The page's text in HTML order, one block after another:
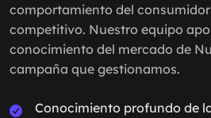
comportamiento del
competitivo. Nuestro equipo
conocimiento del mercado de
campaña que gestionamos.
Conocimiento profundo de